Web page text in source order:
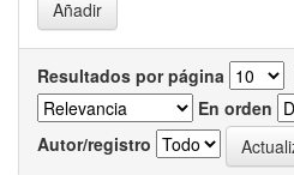
Resultados por página
En orden
Autor/registro